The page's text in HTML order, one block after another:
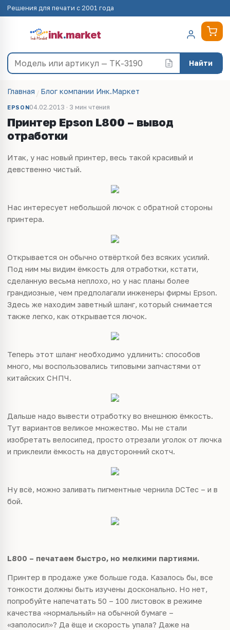
Решения для печати с 2001 года
ink.market
Найти
Главная Блог компании Инк.Маркет
EPSON04.02.2013 · 3 мин чтения
Принтер Epson L800 – вывод
отработки
Итак, у нас новый принтер, весь такой красивый и
девственно чистый.
Нас интересует небольшой лючок с обратной стороны
принтера.
Открывается он обычно отвёрткой без всяких усилий.
Под ним мы видим ёмкость для отработки, кстати,
сделанную весьма неплохо, но у нас планы более
грандиозные, чем предполагали инженеры фирмы Epson.
Здесь же находим заветный шланг, который снимается
также легко, как открывается лючок.
Теперь этот шланг необходимо удлинить: способов
много, мы воспользовались типовыми запчастями от
китайских СНПЧ.
Дальше надо вывести отработку во внешнюю ёмкость.
Тут вариантов великое множество. Мы не стали
изобретать велосипед, просто отрезали уголок от лючка
и приклеили ёмкость на двусторонний скотч.
Ну всё, можно заливать пигментные чернила DCTec – и в
бой.
L800 – печатаем быстро, но мелкими партиями.
Принтер в продаже уже больше года. Казалось бы, все
тонкости должны быть изучены досконально. Но нет,
попробуйте напечатать 50 – 100 листовок в режиме
качества «нормальный» на обычной бумаге –
«заполосил»? Да ёще и скорость упала? Даже на